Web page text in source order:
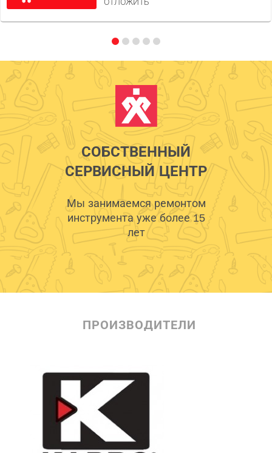
СОБСТВЕННЫЙ
СЕРВИСНЫЙ ЦЕНТР
Мы занимаемся ремонтом
инструмента уже более 15
лет
ПРОИЗВОДИТЕЛИ